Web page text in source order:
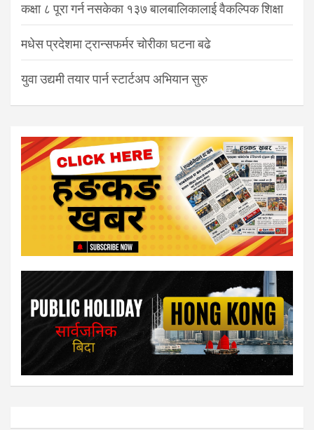
कक्षा ८ पूरा गर्न नसकेका १३७ बालबालिकालाई वैकल्पिक शिक्षा
मधेस प्रदेशमा ट्रान्सफर्मर चोरीका घटना बढे
युवा उद्यमी तयार पार्न स्टार्टअप अभियान सुरु